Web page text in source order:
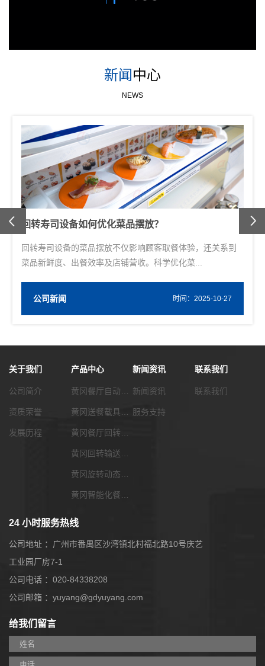
新闻 中心
NEWS
Previous
回转寿司设备如何优化菜品摆放？
回转寿司设备的菜品摆放不仅影响顾客取餐体验，还关系到
菜品新鲜度、出餐效率及店铺营收。科学优化菜...
公司新闻 时间：2025-10-27
关于我们
公司简介
资质荣誉
发展历程
产品中心 新闻资讯
新闻资讯
服务支持
联系我们
联系我们
24 小时服务热线
公司地址 ：广州市番禺区沙湾镇北村福北路10号庆艺
工业园厂房7-1
公司电话 ：020-84338208
公司邮箱 ：yuyang@gdyuyang.com
给我们留言